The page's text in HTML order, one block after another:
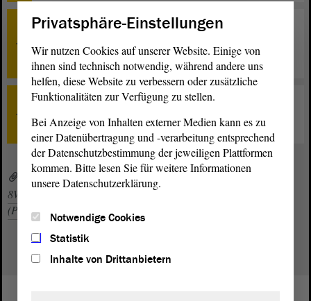
TOP 30
Internationaler Jugendaustausch muss
selbstverständlich werden - Beratung
Schlussbemerkungen
8WP_to030sp.pdf (PDF, 518 KByte)
8WP_zp030sp_20240418.pdf (PDF, 451 KByte)
(PDF, 1,34 MByte)
Privatsphäre-Einstellungen
Wir nutzen Cookies auf unserer Website. Einige von
ihnen sind technisch notwendig, während andere uns
helfen, diese Website zu verbessern oder zusätzliche
Funktionalitäten zur Verfügung zu stellen.
Bei Anzeige von Inhalten externer Medien kann es zu
einer Datenübertragung und -verarbeitung entsprechend
der Datenschutzbestimmung der jeweiligen Plattformen
kommen. Bitte lesen Sie für weitere Informationen
unsere Datenschutzerklärung.
Notwendige Cookies
Statistik
Inhalte von Drittanbietern